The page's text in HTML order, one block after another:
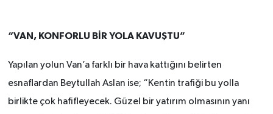
“VAN, KONFORLU BİR YOLA KAVUŞTU”
Yapılan yolun Van’a farklı bir hava kattığını belirten
esnaflardan Beytullah Aslan ise; “Kentin trafiği bu yolla
birlikte çok hafifleyecek. Güzel bir yatırım olmasının yanı